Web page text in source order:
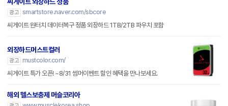
씨게이트 외장하드 정품
광고 smartstore.naver.com/sbcore
씨게이트 원터치 데이터복구 정품 외장하드 1TB/2TB 파우치 포함
외장하드머스트컬러
광고
mustcolor.com/
씨게이트 특가 오픈! ~8/31 썸머이벤트 할인 혜택을 만나보세요.
해외 헬스보충제 머슬코리아